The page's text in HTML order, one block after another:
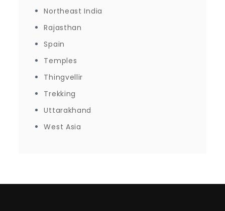
Northeast India
Rajasthan
Spain
Temples
Thingvellir
Trekking
Uttarakhand
West Asia